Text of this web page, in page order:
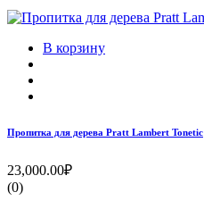
В корзину
Пропитка для дерева Pratt Lambert Tonetic
23,000.00₽
(0)